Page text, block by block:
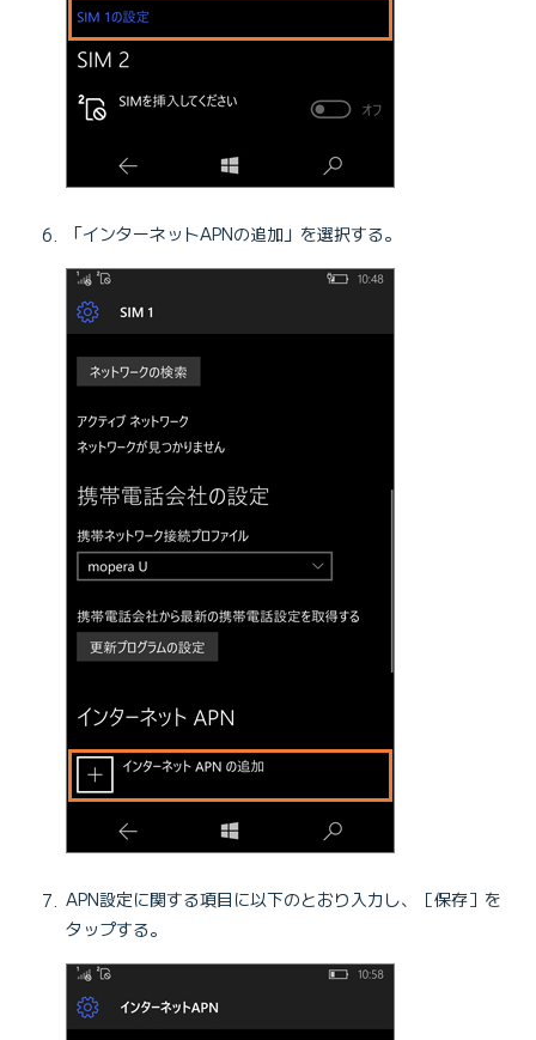
「インターネットAPNの追加」を選択する。
APN設定に関する項目に以下のとおり入力し、［保存］を
タップする。